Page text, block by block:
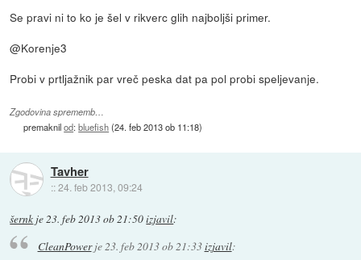
Se pravi ni to ko je šel v rikverc glih najboljši primer.
@Korenje3
Probi v prtljažnik par vreč peska dat pa pol probi speljevanje.
Zgodovina sprememb…
premaknilod:bluefish(24. feb 2013 ob 11:18)
Tavher
::24. feb 2013, 09:24
šernk je23. feb 2013 ob 21:50izjavil:
CleanPowerje23. feb 2013 ob 21:33izjavil: